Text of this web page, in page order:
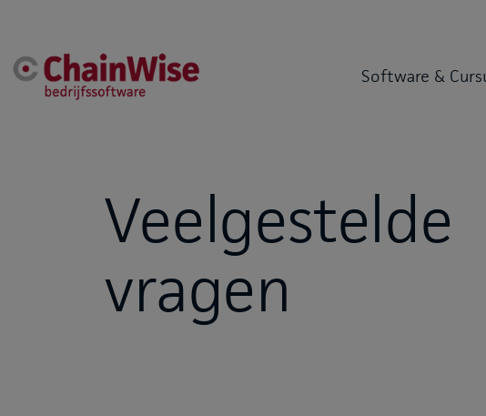
Software &
Veelgestelde
vragen